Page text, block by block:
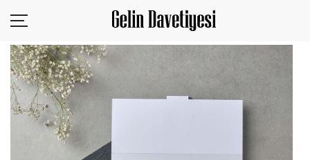
KURUMSAL
ÜRÜNLER